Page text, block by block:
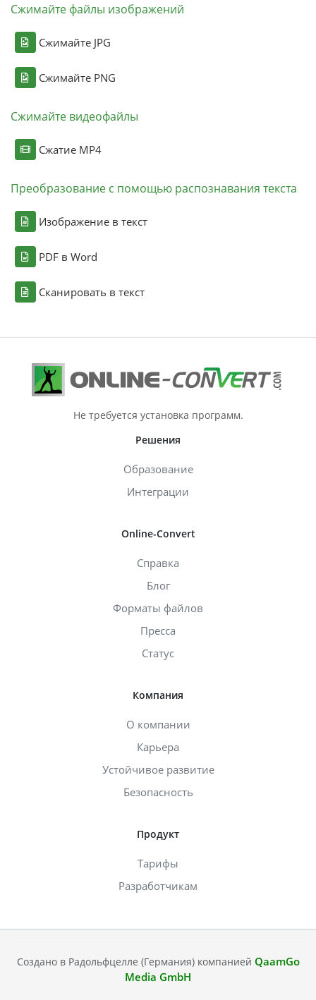
Сжимайте файлы изображений
Сжимайте JPG
Сжимайте PNG
Сжимайте видеофайлы
Сжатие MP4
Преобразование с помощью распознавания текста
Изображение в текст
PDF в Word
Сканировать в текст
Не требуется установка программ.
Решения
Образование
Интеграции
Online-Convert
Справка
Блог
Форматы файлов
Пресса
Статус
Компания
О компании
Карьера
Устойчивое развитие
Безопасность
Продукт
Тарифы
Разработчикам
Создано в Радольфцелле (Германия) компанией QaamGo
Media GmbH